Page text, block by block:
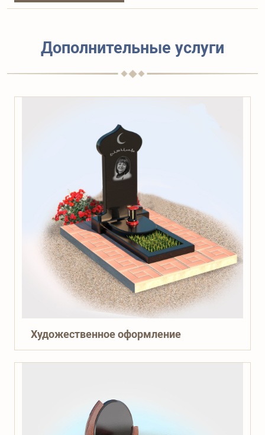
Дополнительные услуги
Художественное оформление